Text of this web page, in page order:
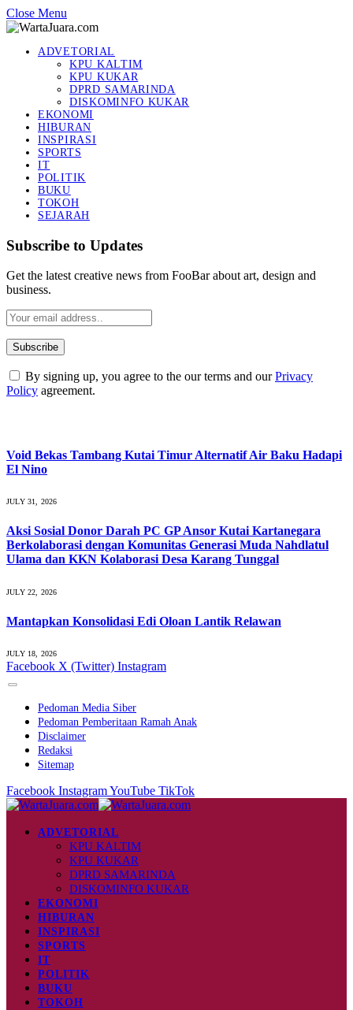
Close Menu
ADVETORIAL
KPU KALTIM
KPU KUKAR
DPRD SAMARINDA
DISKOMINFO KUKAR
EKONOMI
HIBURAN
INSPIRASI
SPORTS
IT
POLITIK
BUKU
TOKOH
SEJARAH
Subscribe to Updates
Get the latest creative news from FooBar about art, design and
business.
By signing up, you agree to the our terms and ourPrivacy
Policy agreement.
Void Bekas Tambang Kutai Timur Alternatif Air Baku Hadapi
El Nino
JULY 31, 2026
Aksi Sosial Donor Darah PC GP Ansor Kutai Kartanegara
Berkolaborasi dengan Komunitas Generasi Muda Nahdlatul
Ulama dan KKN Kolaborasi Desa Karang Tunggal
JULY 22, 2026
Mantapkan Konsolidasi Edi Oloan Lantik Relawan
JULY 18, 2026
Facebook X (Twitter) Instagram
Pedoman Media Siber
Pedoman Pemberitaan Ramah Anak
Disclaimer
Redaksi
Sitemap
Facebook InstagramYouTube TikTok
ADVETORIAL
KPU KALTIM
KPU KUKAR
DPRD SAMARINDA
DISKOMINFO KUKAR
EKONOMI
HIBURAN
INSPIRASI
SPORTS
IT
POLITIK
BUKU
TOKOH